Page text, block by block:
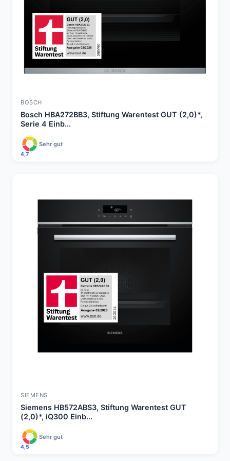
BOSCH
Bosch HBA272BB3, Stiftung Warentest GUT (2,0)*,
Serie 4 Einb...
4,7
Sehr gut
SIEMENS
Siemens HB572ABS3, Stiftung Warentest GUT
(2,0)*, iQ300 Einb...
4,5
Sehr gut